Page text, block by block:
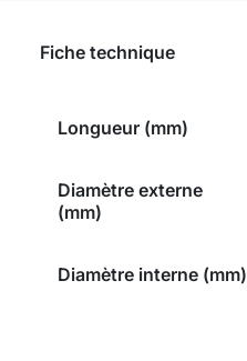
Fiche technique
Longueur (mm)
Diamètre externe
(mm)
Diamètre interne (mm)